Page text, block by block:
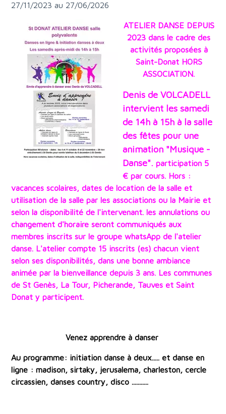
27/11/2023 au 27/06/2026
ATELIER DANSE DEPUIS
2023 dans le cadre des
activités proposées à
Saint-Donat HORS
ASSOCIATION.
Denis de VOLCADELL
intervient les samedi
de 14h à 15h à la salle
des fêtes pour une
animation "Musique -
Danse". participation 5
€ par cours. Hors :
vacances scolaires, dates de location de la salle et
utilisation de la salle par les associations ou la Mairie et
selon la disponibilité de l'intervenant. les annulations ou
changement d'horaire seront communiqués aux
membres inscrits sur le groupe whatsApp de l'atelier
danse. L'atelier compte 15 inscrits (es) chacun vient
selon ses disponibilités, dans une bonne ambiance
animée par la bienveillance depuis 3 ans. Les communes
de St Genès, La Tour, Picherande, Tauves et Saint
Donat y participent.
Venez apprendre à danser
Au programme: initiation danse à deux..... et danse en
ligne : madison, sirtaky, jerusalema, charleston, cercle
circassien, danses country, disco ...........